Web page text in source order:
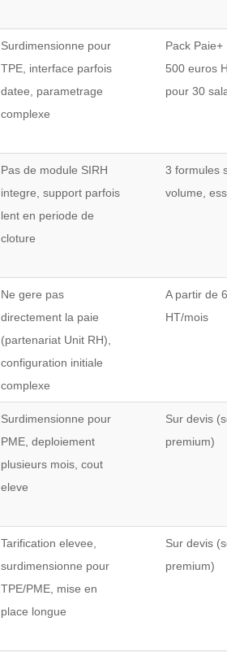
Surdimensionne pour
TPE, interface parfois
datee, parametrage
complexe
Pack Paie+
500 euros
pour 30
Pas de module SIRH
integre, support parfois
lent en periode de
cloture
3 formules
volume,
Ne gere pas
directement la paie
(partenariat Unit RH),
configuration initiale
complexe
A partir de
HT/mois
Surdimensionne pour
PME, deploiement
plusieurs mois, cout
eleve
Sur devis
premium)
Tarification elevee,
surdimensionne pour
TPE/PME, mise en
place longue
Sur devis
premium)